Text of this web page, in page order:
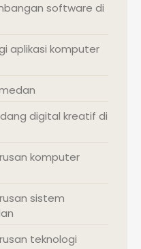
software di
aplikasi komputer
digital kreatif di
komputer
sistem
teknologi